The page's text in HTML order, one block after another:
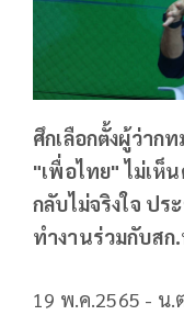
ศึกเลือกตั้งผู้ว่าก
"เพื่อไทย" ไม่เห็
กลับไม่จริงใจ ป
ทำงานร่วมกับสก
19 พ.ค.2565 - น.